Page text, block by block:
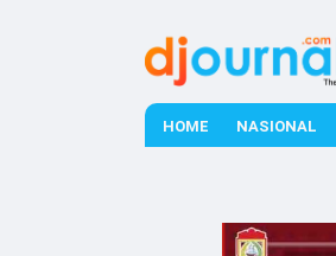
HOME NASIONAL